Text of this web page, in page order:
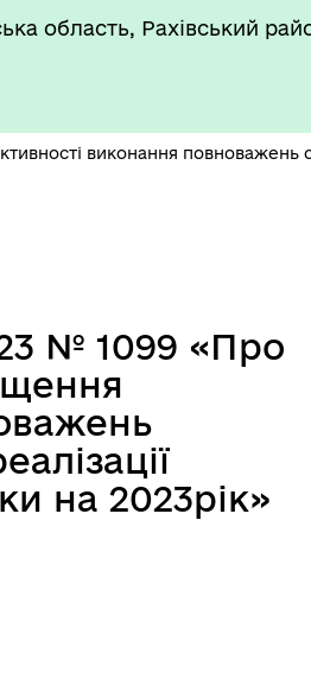
область, Рахівський
виконання повноважень
№ 1099 «Про
на 2023рік»